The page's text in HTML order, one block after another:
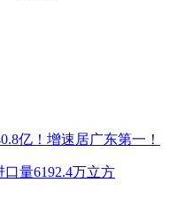
亿！增速居广东第一！
量6192.4万立方